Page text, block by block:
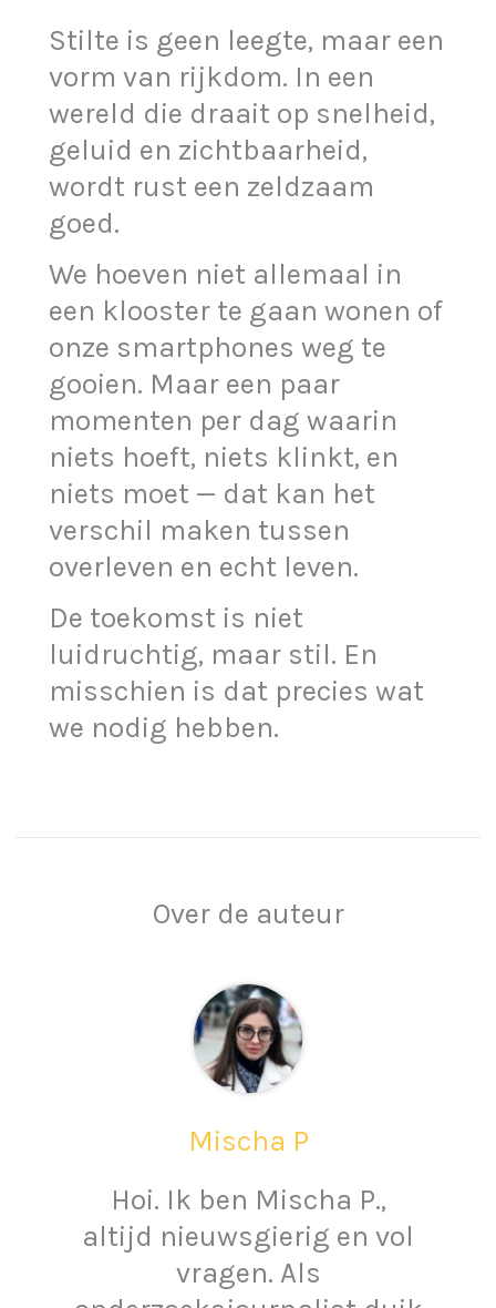
Stilte is geen leegte, maar een
vorm van rijkdom. In een
wereld die draait op snelheid,
geluid en zichtbaarheid,
wordt rust een zeldzaam
goed.
We hoeven niet allemaal in
een klooster te gaan wonen of
onze smartphones weg te
gooien. Maar een paar
momenten per dag waarin
niets hoeft, niets klinkt, en
niets moet — dat kan het
verschil maken tussen
overleven en echt leven.
De toekomst is niet
luidruchtig, maar stil. En
misschien is dat precies wat
we nodig hebben.
Over de auteur
Mischa P
Hoi. Ik ben Mischa P.,
altijd nieuwsgierig en vol
vragen. Als